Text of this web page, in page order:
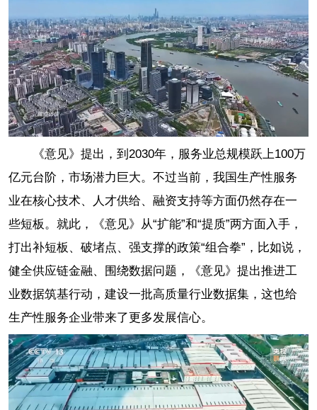
《意见》提出，到2030年，服务业总规模跃上100万
亿元台阶，市场潜力巨大。不过当前，我国生产性服务
业在核心技术、人才供给、融资支持等方面仍然存在一
些短板。就此，《意见》从“扩能”和“提质”两方面入手，
打出补短板、破堵点、强支撑的政策“组合拳”，比如说，
健全供应链金融、围绕数据问题，《意见》提出推进工
业数据筑基行动，建设一批高质量行业数据集，这也给
生产性服务企业带来了更多发展信心。